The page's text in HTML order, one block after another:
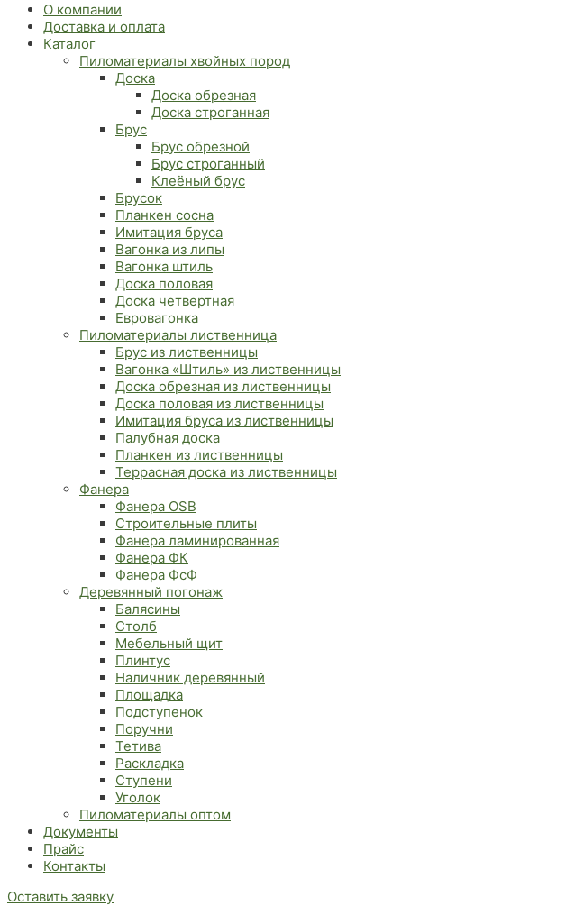
О компании
Доставка и оплата
Каталог
Пиломатериалы хвойных пород
Доска
Доска обрезная
Доска строганная
Брус
Брус обрезной
Брус строганный
Клеёный брус
Брусок
Планкен сосна
Имитация бруса
Вагонка из липы
Вагонка штиль
Доска половая
Доска четвертная
Евровагонка
Пиломатериалы лиственница
Брус из лиственницы
Вагонка «Штиль» из лиственницы
Доска обрезная из лиственницы
Доска половая из лиственницы
Имитация бруса из лиственницы
Палубная доска
Планкен из лиственницы
Террасная доска из лиственницы
Фанера
Фанера OSB
Строительные плиты
Фанера ламинированная
Фанера ФК
Фанера ФсФ
Деревянный погонаж
Балясины
Столб
Мебельный щит
Плинтус
Наличник деревянный
Площадка
Подступенок
Поручни
Тетива
Раскладка
Ступени
Уголок
Пиломатериалы оптом
Документы
Прайс
Контакты
Оставить заявку